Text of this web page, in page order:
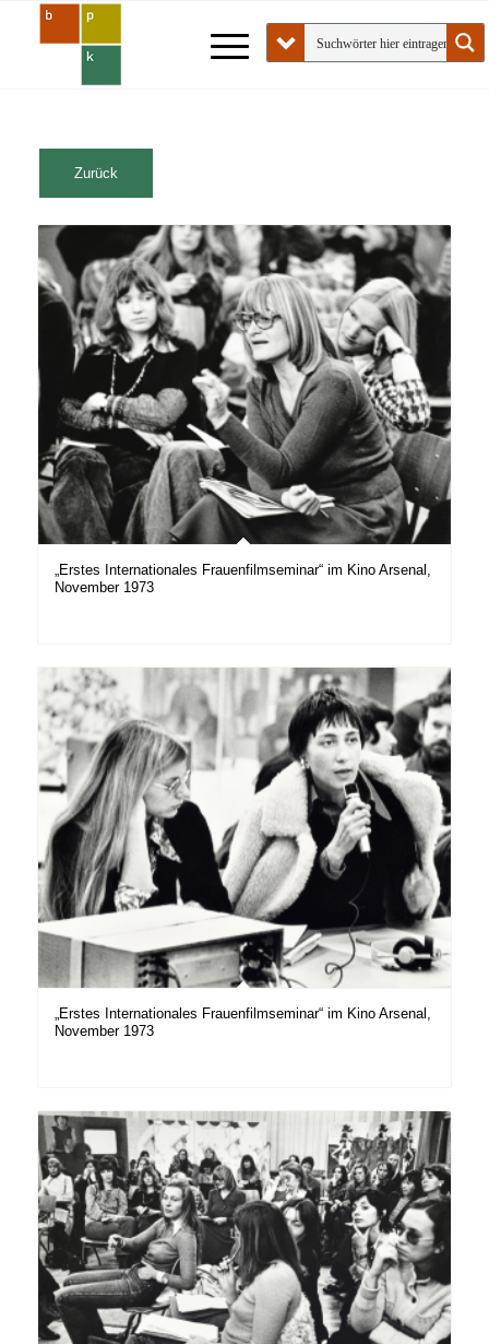
„Erstes Internationales Frauenfilmseminar“ im Kino Arsenal,
November 1973
„Erstes Internationales Frauenfilmseminar“ im Kino Arsenal,
November 1973